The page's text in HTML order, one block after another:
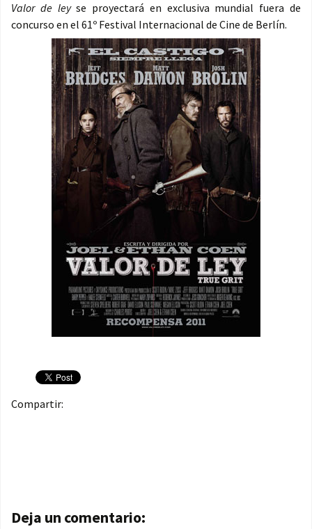
Valor de leyse proyectará en exclusiva mundial fuera de
concurso en el 61º Festival Internacional de Cine de Berlín.
Compartir:
Navegación de entradas
Deja un comentario: